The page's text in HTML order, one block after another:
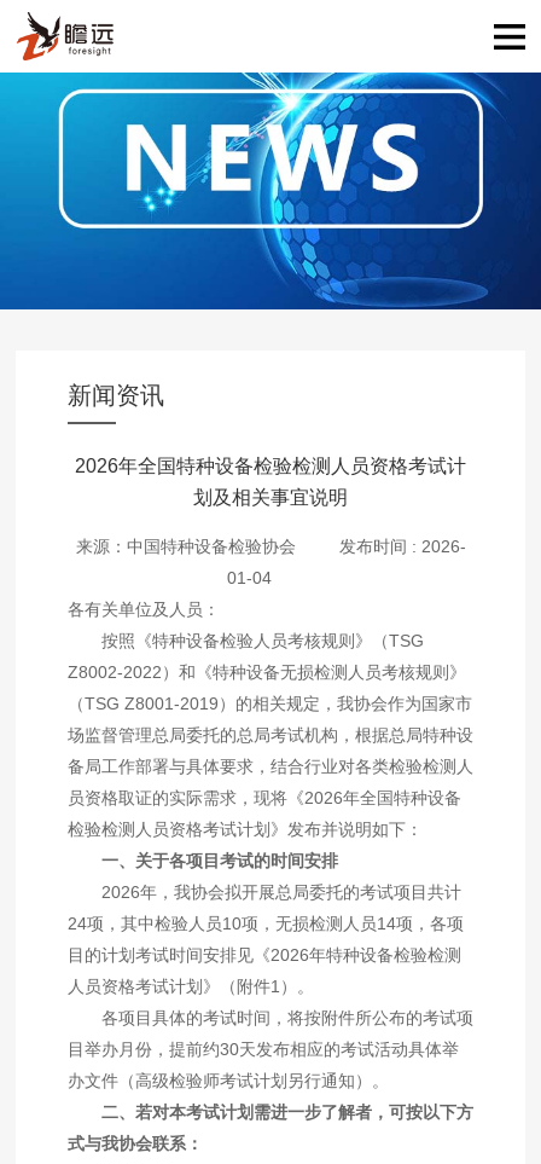
新闻资讯
2026年全国特种设备检验检测人员资格考试计
划及相关事宜说明
来源：中国特种设备检验协会 发布时间 : 2026-
01-04
各有关单位及人员：
按照《特种设备检验人员考核规则》（TSG
Z8002-2022）和《特种设备无损检测人员考核规则》
（TSG Z8001-2019）的相关规定，我协会作为国家市
场监督管理总局委托的总局考试机构，根据总局特种设
备局工作部署与具体要求，结合行业对各类检验检测人
员资格取证的实际需求，现将《2026年全国特种设备
检验检测人员资格考试计划》发布并说明如下：
一、关于各项目考试的时间安排
2026年，我协会拟开展总局委托的考试项目共计
24项，其中检验人员10项，无损检测人员14项，各项
目的计划考试时间安排见《2026年特种设备检验检测
人员资格考试计划》（附件1 ）。
各项目具体的考试时间，将按附件所公布的考试项
目举办月份，提前约30天发布相应的考试活动具体举
办文件（高级检验师考试计划另行通知）。
二、若对本考试计划需进一步了解者，可按以下方
式与我协会联系：